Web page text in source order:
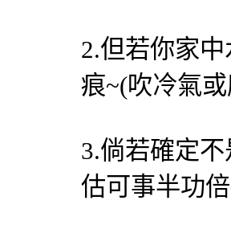
2.但若你家
痕~(吹冷氣
3.倘若確定
估可事半功